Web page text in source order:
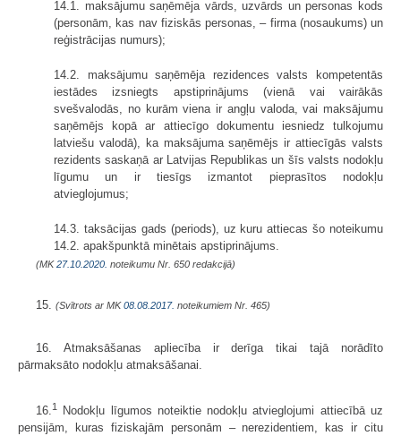
14.1. maksājumu saņēmēja vārds, uzvārds un personas kods
(personām, kas nav fiziskās personas, – firma (nosaukums) un
reģistrācijas numurs);
14.2. maksājumu saņēmēja rezidences valsts kompetentās
iestādes izsniegts apstiprinājums (vienā vai vairākās
svešvalodās, no kurām viena ir angļu valoda, vai maksājumu
saņēmējs kopā ar attiecīgo dokumentu iesniedz tulkojumu
latviešu valodā), ka maksājuma saņēmējs ir attiecīgās valsts
rezidents saskaņā ar Latvijas Republikas un šīs valsts nodokļu
līgumu un ir tiesīgs izmantot pieprasītos nodokļu
atvieglojumus;
14.3. taksācijas gads (periods), uz kuru attiecas šo noteikumu
14.2. apakšpunktā minētais apstiprinājums.
(MK27.10.2020. noteikumu Nr. 650 redakcijā)
15. (Svītrots ar MK08.08.2017. noteikumiem Nr. 465)
16. Atmaksāšanas apliecība ir derīga tikai tajā norādīto
pārmaksāto nodokļu atmaksāšanai.
16.1
Nodokļu līgumos noteiktie nodokļu atvieglojumi attiecībā uz
pensijām, kuras fiziskajām personām – nerezidentiem, kas ir citu